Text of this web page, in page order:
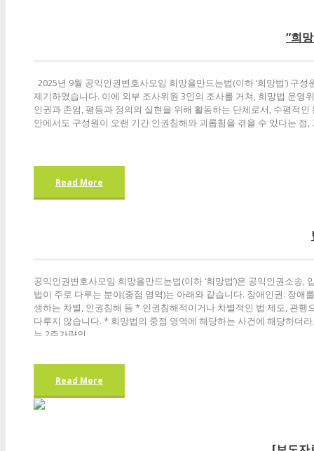
“희
2025년 9월 공익인권변호사모임 희망을만드는법(이하 ‘희망법’) 구
제기하였습니다. 이에 외부 조사위원 3인의 조사를 거쳐, 희망법 운
인권과 존엄, 평등과 정의의 실현을 위해 활동하는 단체로서, 수평적
안에서도 구성원이 오랜 기간 인권침해와 괴롭힘을 겪을 수 있다는
Read More
공익인권변호사모임 희망을만드는법(이하 ‘희망법’)은 공익인권소
법이 주로 다루는 분야(중점 영역)는 아래와 같습니다. 장애인권: 장
생하는 차별, 인권침해 등 * 인권침해적이거나 차별적인 법·제도, 관
다루지 않습니다. * 희망법의 중점 영역에 해당하는 사건에 해당하더
는 2주가량의...
Read More